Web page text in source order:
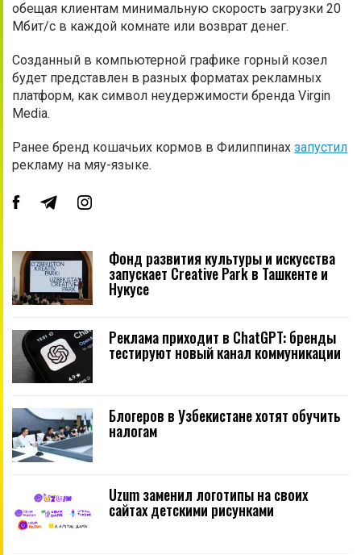
обещая клиентам минимальную скорость загрузки 20
Мбит/с в каждой комнате или возврат денег.
Созданный в компьютерной графике горный козел
будет представлен в разных форматах рекламных
платформ, как символ неудержимости бренда Virgin
Media.
Ранее бренд кошачьих кормов в Филиппинах запустил
рекламу на мяу-языке.
Фонд развития культуры и искусства
запускает Creative Park в Ташкенте и
Нукусе
Реклама приходит в ChatGPT: бренды
тестируют новый канал коммуникации
Блогеров в Узбекистане хотят обучить
налогам
Uzum заменил логотипы на своих
сайтах детскими рисунками